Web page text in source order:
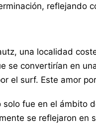
reflejando
una localidad
se convertirían en
el surf. Este amor
solo fue en el ámbito
se reflejaron